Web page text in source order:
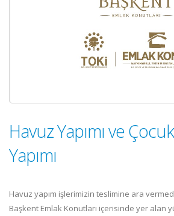
Havuz Yapımı ve
Yapımı
Havuz yapım işlerimizin teslimine ara
Başkent Emlak Konutları içerisinde yer alan